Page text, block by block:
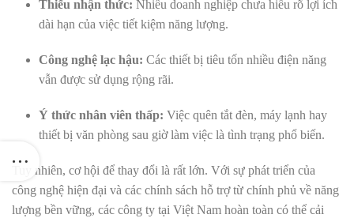
Thiếu nhận thức: Nhiều doanh nghiệp chưa hiểu rõ lợi ích
dài hạn của việc tiết kiệm năng lượng.
Công nghệ lạc hậu: Các thiết bị tiêu tốn nhiều điện năng
vẫn được sử dụng rộng rãi.
Ý thức nhân viên thấp: Việc quên tắt đèn, máy lạnh hay
thiết bị văn phòng sau giờ làm việc là tình trạng phổ biến.
Tuy nhiên, cơ hội để thay đổi là rất lớn. Với sự phát triển của
công nghệ hiện đại và các chính sách hỗ trợ từ chính phủ về năng
lượng bền vững, các công ty tại Việt Nam hoàn toàn có thể cải